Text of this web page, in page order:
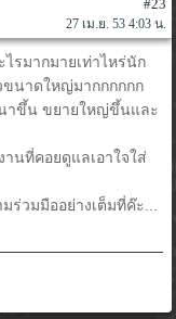
#23
27 เม.ย. 53 4:03 น.
รมากมายเท่าไหร่นัก
ขนาดใหญ่มากกกกกก
าขึ้น ขยายใหญ่ขึ้นและ
นที่คอยดูแลเอาใจใส่
วมมืออย่างเต็มที่ค๊ะ...